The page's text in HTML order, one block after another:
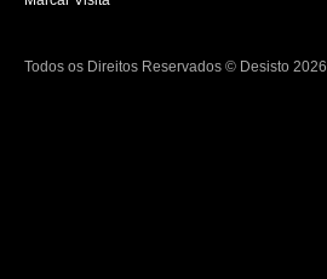
Todos os Direitos Reservados © Desisto 2026